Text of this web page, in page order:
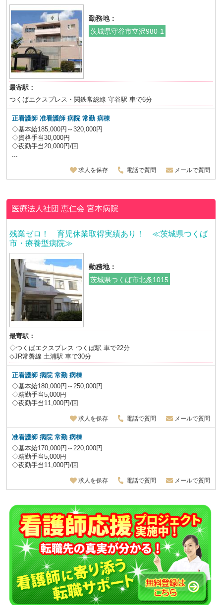
勤務地：
茨城県守谷市立沢980-1
最寄駅：
つくばエクスプレス・関鉄常総線 守谷駅 車で6分
正看護師 准看護師 病院 常勤 病棟
◇基本給185,000円～320,000円
◇資格手当30,000円
◇夜勤手当20,000円/回
...
求人を保存 電話で質問 メールで質問
医療法人社団 恵仁会宮本病院
残業ゼロ！ 育児休業取得実績あり！ ≪茨城県つくば
市・療養型病院≫
勤務地：
茨城県つくば市北条1015
最寄駅：
◇つくばエクスプレス つくば駅 車で22分
◇JR常磐線 土浦駅 車で30分
正看護師 病院 常勤 病棟
◇基本給180,000円～250,000円
◇精勤手当5,000円
◇夜勤手当11,000円/回
求人を保存 電話で質問 メールで質問
准看護師 病院 常勤 病棟
◇基本給170,000円～220,000円
◇精勤手当5,000円
◇夜勤手当11,000円/回
求人を保存 電話で質問 メールで質問